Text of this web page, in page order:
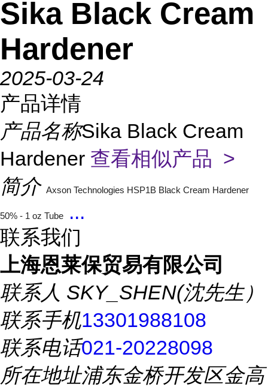
Sika Black Cream
Hardener
2025-03-24
产品详情
产品名称Sika Black Cream
Hardener 查看相似产品 >
简介 Axson Technologies HSP1B Black Cream Hardener
50% - 1 oz Tube
...
联系我们
上海恩莱保贸易有限公司
联系人 SKY_SHEN(沈先生）
联系手机13301988108
联系电话021-20228098
所在地址浦东金桥开发区金高